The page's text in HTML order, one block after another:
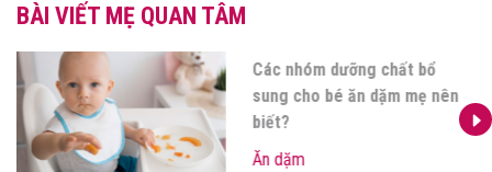
BÀI VIẾT MẸ QUAN TÂM
Các nhóm dưỡng chất bổ
sung cho bé ăn dặm mẹ nên
biết?
Ăn dặm